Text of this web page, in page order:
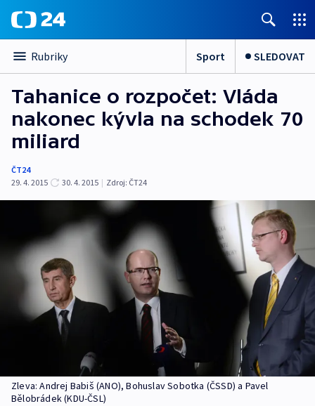
Rubriky Sport SLEDOVAT
Tahanice o rozpočet: Vláda
nakonec kývla na schodek 70
miliard
ČT24
29. 4. 2015
30. 4. 2015 | Zdroj: ČT24
Zleva: Andrej Babiš (ANO), Bohuslav Sobotka (ČSSD) a Pavel
Bělobrádek (KDU-ČSL)